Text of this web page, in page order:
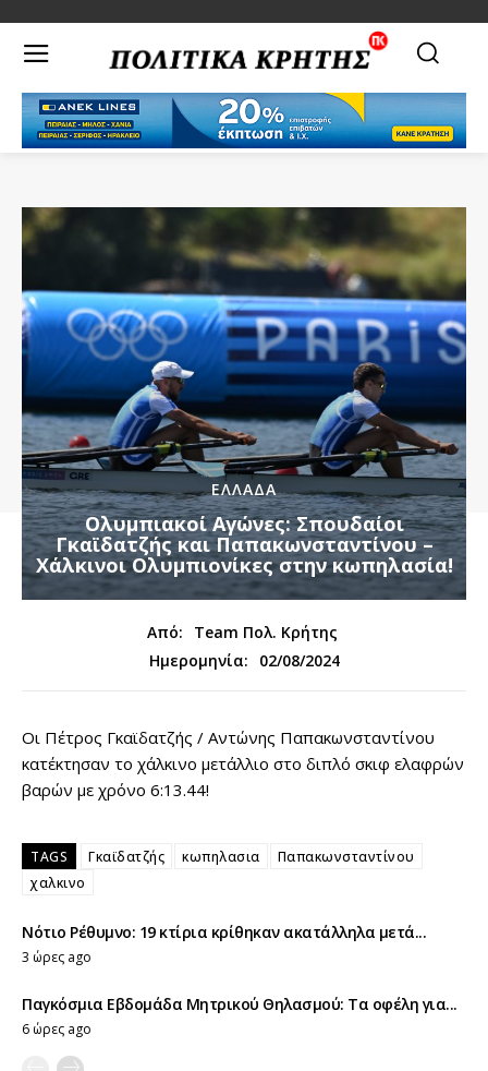
ΕΛΛΑΔΑ
Ολυμπιακοί Αγώνες: Σπουδαίοι
Γκαϊδατζής και Παπακωνσταντίνου –
Χάλκινοι Ολυμπιονίκες στην κωπηλασία!
Από:
Team Πολ. Κρήτης
Ημερομηνία:
02/08/2024
Οι Πέτρος Γκαϊδατζής / Αντώνης Παπακωνσταντίνου
κατέκτησαν το χάλκινο μετάλλιο στο διπλό σκιφ ελαφρών
βαρών με χρόνο 6:13.44!
TAGS Γκαϊδατζής κωπηλασια
Παπακωνσταντίνου
χαλκινο
Νότιο Ρέθυμνο: 19 κτίρια κρίθηκαν ακατάλληλα μετά...
3 ώρες ago
Παγκόσμια Εβδομάδα Μητρικού Θηλασμού: Τα οφέλη για...
6 ώρες ago